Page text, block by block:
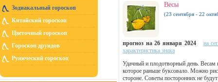
Зодиакальный гороскоп
Китайский гороскоп
Цветочный гороскоп
Гороскоп друидов
Рунический гороскоп
Весы
(23 сентября - 22
прогноз на 26 января 2024
на
характеристика знака
Удачный и плодотворный день. Весам
которое раньше буксовало. Можно
стороне. Советы посторонних не